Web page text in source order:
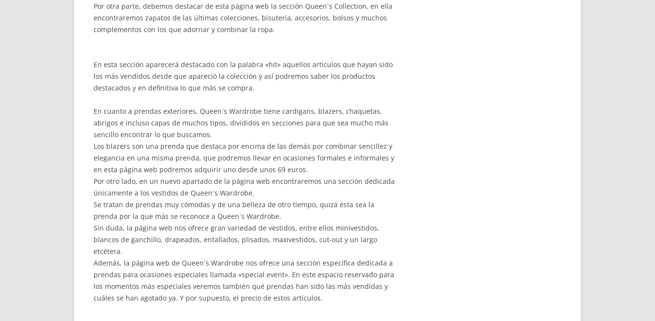
Por otra parte, debemos destacar de esta página web la sección Queen´s Collection, en ella
encontraremos zapatos de las últimas colecciones, bisutería, accesorios, bolsos y muchos
complementos con los que adornar y combinar la ropa.
En esta sección aparecerá destacado con la palabra «hit» aquellos artículos que hayan sido
los más vendidos desde que apareció la colección y así podremos saber los productos
destacados y en definitiva lo que más se compra.
En cuanto a prendas exteriores, Queen´s Wardrobe tiene cardigans, blazers, chaquetas,
abrigos e incluso capas de muchos tipos, divididos en secciones para que sea mucho más
sencillo encontrar lo que buscamos.
Los blazers son una prenda que destaca por encima de las demás por combinar sencillez y
elegancia en una misma prenda, que podremos llevar en ocasiones formales e informales y
en esta página web podremos adquirir uno desde unos 69 euros.
Por otro lado, en un nuevo apartado de la página web encontraremos una sección dedicada
únicamente a los vestidos de Queen´s Wardrobe.
Se tratan de prendas muy cómodas y de una belleza de otro tiempo, quizá ésta sea la
prenda por la que más se reconoce a Queen´s Wardrobe.
Sin duda, la página web nos ofrece gran variedad de vestidos, entre ellos minivestidos,
blancos de ganchillo, drapeados, entallados, plisados, maxivestidos, cut-out y un largo
etcétera.
Además, la página web de Queen´s Wardrobe nos ofrece una sección específica dedicada a
prendas para ocasiones especiales llamada «special event». En este espacio reservado para
los momentos más especiales veremos también qué prendas han sido las más vendidas y
cuáles se han agotado ya. Y por supuesto, el precio de estos artículos.